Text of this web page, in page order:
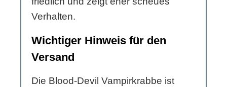
Verhalten.
Wichtiger Hinweis für den
Versand
Die Blood-Devil Vampirkrabbe ist